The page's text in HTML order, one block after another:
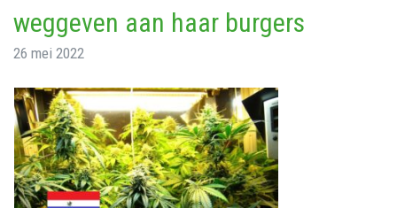
weggeven aan haar burgers
26 mei 2022